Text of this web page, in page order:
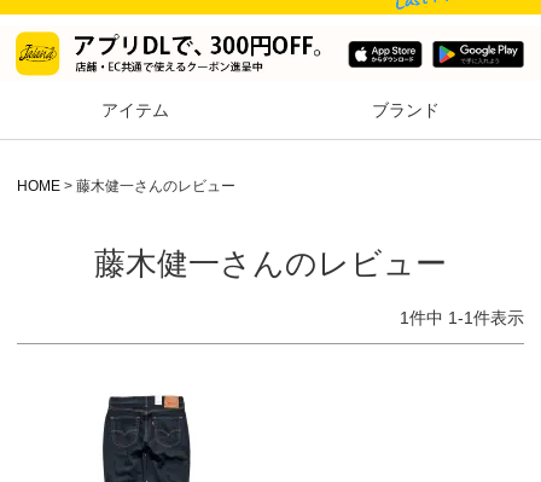
アイテム ブランド
HOME 藤木健一さんのレビュー
藤木健一さんのレビュー
1件中 1-1件表示